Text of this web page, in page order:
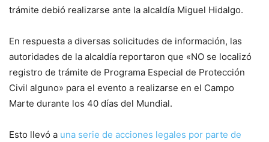
trámite debió realizarse ante la alcaldía Miguel Hidalgo.
En respuesta a diversas solicitudes de información, las
autoridades de la alcaldía reportaron que «NO se localizó
registro de trámite de Programa Especial de Protección
Civil alguno» para el evento a realizarse en el Campo
Marte durante los 40 días del Mundial.
Esto llevó a una serie de acciones legales por parte de